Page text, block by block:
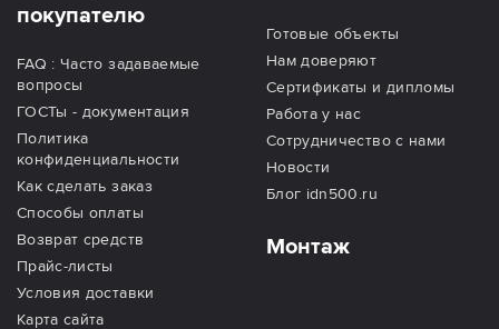
покупателю
FAQ : Часто задаваемые
вопросы
ГОСТы - документация
Политика
конфиденциальности
Как сделать заказ
Способы оплаты
Возврат средств
Прайс-листы
Условия доставки
Карта сайта
Готовые объекты
Нам доверяют
Сертификаты и дипломы
Работа у нас
Сотрудничество с нами
Новости
Блог idn500.ru
Монтаж